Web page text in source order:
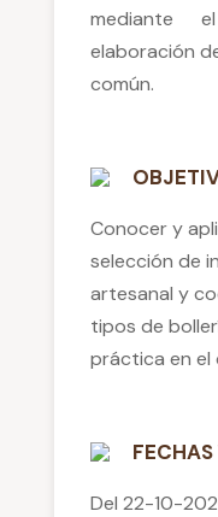
mediante
elaboración
común.
Conocer y
selección de
artesanal y
tipos de
práctica en el
Del 22-10-